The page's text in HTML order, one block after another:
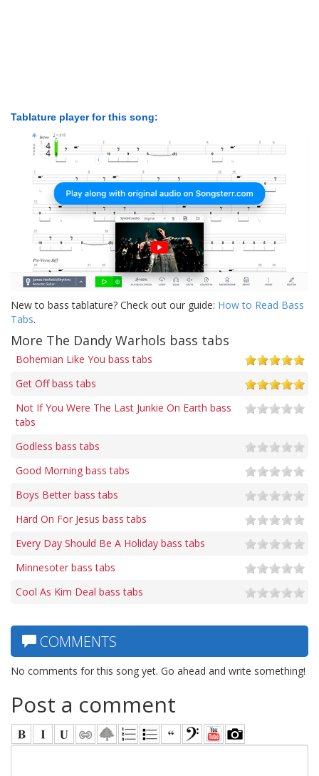
Tablature player for this song:
New to bass tablature? Check out our guide: How to Read Bass
Tabs.
More The Dandy Warhols bass tabs
Bohemian Like You bass tabs
Get Off bass tabs
Not If You Were The Last Junkie On Earth bass
tabs
Godless bass tabs
Good Morning bass tabs
Boys Better bass tabs
Hard On For Jesus bass tabs
Every Day Should Be A Holiday bass tabs
Minnesoter bass tabs
Cool As Kim Deal bass tabs
COMMENTS
No comments for this song yet. Go ahead and write something!
Post a comment